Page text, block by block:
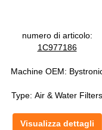
numero di articolo:
1C977186
Machine OEM:
Type: Air & Water Filters
Visualizza dettagli